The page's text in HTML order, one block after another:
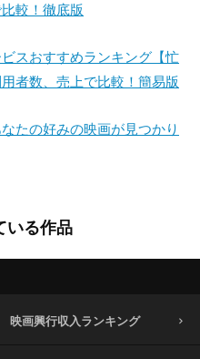
較！徹底版
スおすすめランキング【忙
者数、売上で比較！簡易版
たの好みの映画が見つかり
いる作品
映画興行収入ランキング